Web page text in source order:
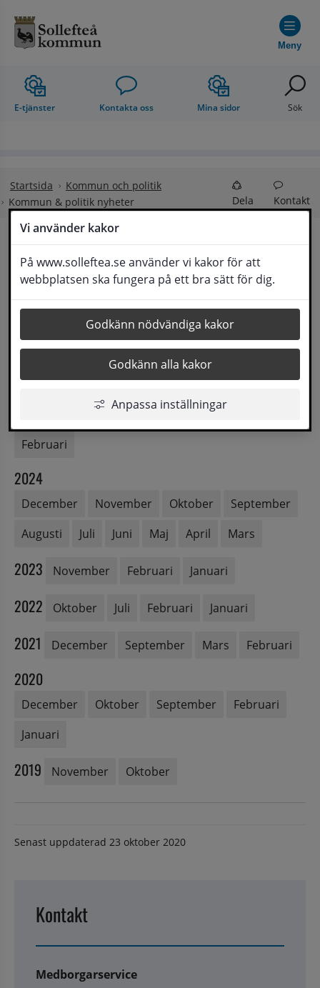
Vi använder kakor
På www.solleftea.se använder vi kakor för att
webbplatsen ska fungera på ett bra sätt för dig.
Godkänn nödvändiga kakor
Godkänn alla kakor
Anpassa inställningar
Meny
E-tjänster Kontakta oss Mina sidor Sök
Startsida
Kommun och politik
Kommun & politik nyheter
Dela Kontakt
Kommun & politik
nyheter
2026
Oktober April
Februari
2024
December November Oktober
September
Augusti
Juli Juni Maj April Mars
2023 November Februari Januari
2022 Oktober Juli Februari Januari
2021 December September Mars Februari
2020
December Oktober September
Februari
Januari
2019 November Oktober
Senast uppdaterad 23 oktober 2020
Kontakt
Medborgarservice